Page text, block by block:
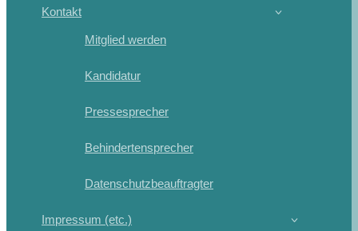
Kontakt
Mitglied werden
Kandidatur
Pressesprecher
Behindertensprecher
Datenschutzbeauftragter
Impressum (etc.)